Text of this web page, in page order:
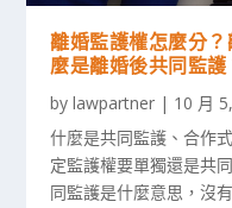
離婚監護權怎麼分
麼是離婚後共同監護
bylawpartner | 10 月
什麼是共同監護、合作
定監護權要單獨還是共
同監護是什麼意思，沒